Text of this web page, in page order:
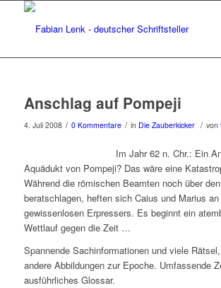
Anschlag auf Pompeji
4. Juli 2008 / 0 Kommentare / in Die Zauberkicker / von
Im Jahr 62 n. Chr.: Ein
Aquädukt von Pompeji? Das wäre eine
Während die römischen Beamten noch über
beratschlagen, heften sich Caius und Marius
gewissenlosen Erpressers. Es beginnt ein
Wettlauf gegen die Zeit …
Spannende Sachinformationen und viele
andere Abbildungen zur Epoche. Umfassende
ausführliches Glossar.